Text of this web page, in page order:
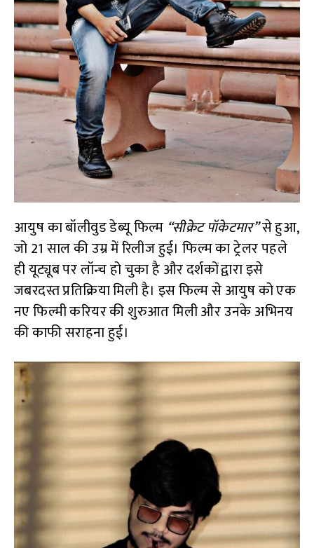
आयुष का बॉलीवुड डेब्यू फिल्म “सीक्रेट पॉकेटमार”से हुआ,
जो 21 साल की उम्र में रिलीज हुई। फिल्म का ट्रेलर पहले
ही यूट्यूब पर लॉन्च हो चुका है और दर्शकों द्वारा इसे
जबरदस्त प्रतिक्रिया मिली है। इस फिल्म से आयुष को एक
नए फिल्मी करियर की शुरुआत मिली और उनके अभिनय
की काफी सराहना हुई।